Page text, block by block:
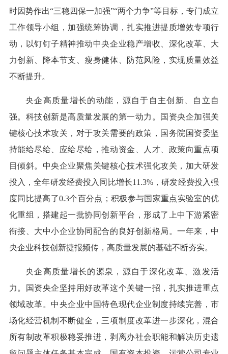
时因势作出“三稳四保一加强”“两个力争”等目标，专门成立
工作领导小组，加强统筹协调，扎实推进提质增效专项行
动，以钉钉子精神推动中央企业稳产增收、深化改革、大
力创新、降本节支、瘦身健体、防范风险，实现质量效益
不断提升。
央企高质量增长的动能，源自于自主创新、自立自
强。科技创新是高质量发展的第一动力。国资央企加强关
键核心技术攻关，对于攻关需要的政策，国务院国资委坚
持能给尽给、应给尽给，推动资金、人才、政策向重点项
目倾斜。中央企业聚焦关键核心技术强化攻关，加大研发
投入，全年研发经费投入同比增长11.3%，研发经费投入强
度同比提高了0.3个百分点；积极参与国家重点实验室的优
化重组，搭建起一批协同创新平台，形成了上中下游紧密
衔接、大中小企业协同配合的良好创新格局。一年来，中
央企业科技创新捷报频传，高质量发展的基础不断夯实。
央企高质量增长的源泉，源自于深化改革、激发活
力。国资央企坚持用好改革这个关键一招，扎实推进重点
领域改革。中央企业中国特色现代企业制度持续完善，市
场化经营机制不断健全，三项制度改革进一步深化，混合
所有制改革积极稳妥推进，剥离办社会职能和解决历史遗